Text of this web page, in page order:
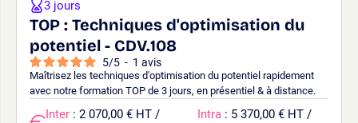
TOP : Techniques d'optimisation du
potentiel - CDV.108
5/5 - 1 avis
Maîtrisez les techniques d'optimisation du potentiel rapidement
avec notre formation TOP de 3 jours, en présentiel & à distance.
3 jours
Inter : 2 070,00 € HT /
Intra : 5 370,00 € HT /